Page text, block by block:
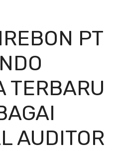
PT
TERBARU
AUDITOR